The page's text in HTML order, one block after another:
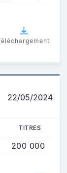
22/05/2024
TITRES
200 000